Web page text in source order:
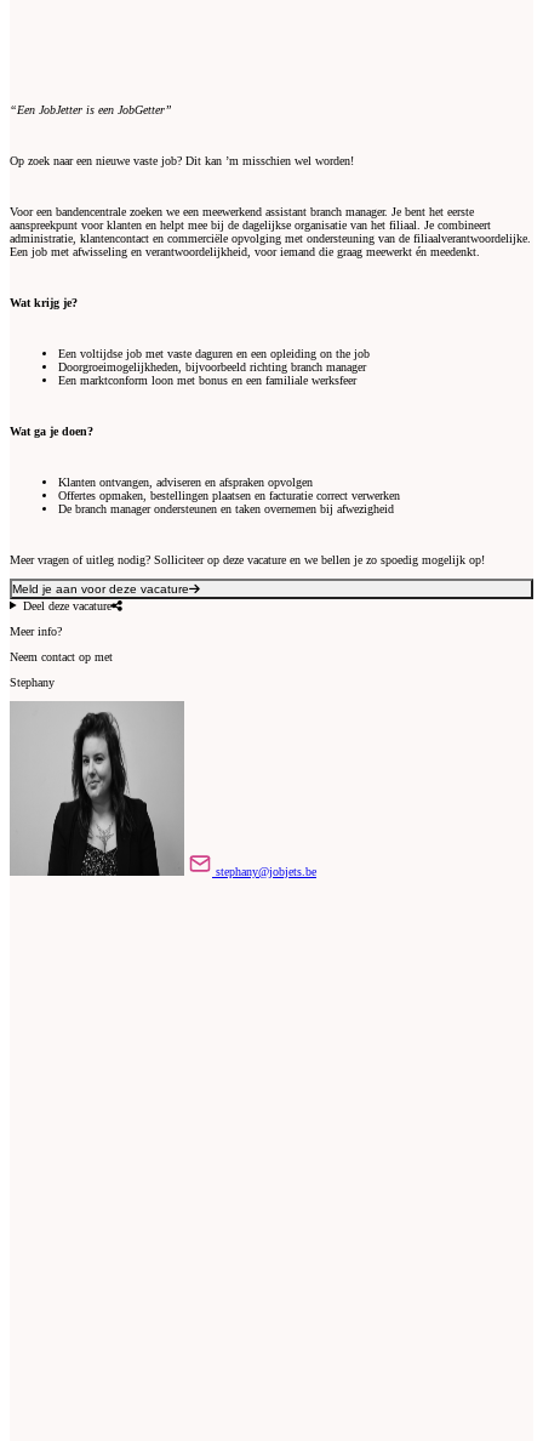
“Een JobJetter is een JobGetter”
Op zoek naar een nieuwe vaste job? Dit kan ’m misschien wel worden!
Voor een bandencentrale zoeken we een meewerkend assistant branch manager. Je bent het eerste
aanspreekpunt voor klanten en helpt mee bij de dagelijkse organisatie van het filiaal. Je combineert
administratie, klantencontact en commerciële opvolging met ondersteuning van de filiaalverantwoordelijke.
Een job met afwisseling en verantwoordelijkheid, voor iemand die graag meewerkt én meedenkt.
Wat krijg je?
Een voltijdse job met vaste daguren en een opleiding on the job
Doorgroeimogelijkheden, bijvoorbeeld richting branch manager
Een marktconform loon met bonus en een familiale werksfeer
Wat ga je doen?
Klanten ontvangen, adviseren en afspraken opvolgen
Offertes opmaken, bestellingen plaatsen en facturatie correct verwerken
De branch manager ondersteunen en taken overnemen bij afwezigheid
Meer vragen of uitleg nodig? Solliciteer op deze vacature en we bellen je zo spoedig mogelijk op!
Meld je aan voor deze vacature
Deel deze vacature
Meer info?
Neem contact op met
Stephany
stephany@jobjets.be